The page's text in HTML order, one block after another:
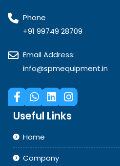
Phone
+91 99749 28709
Email Address:
info@spmequipment.in
Useful Links
Home
Company